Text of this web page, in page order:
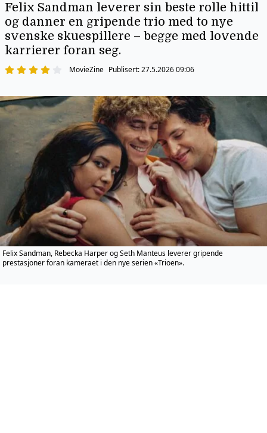
Felix Sandman leverer sin beste rolle hittil
og danner en gripende trio med to nye
svenske skuespillere – begge med lovende
karrierer foran seg.
MovieZine Publisert:27.5.2026 09:06
Felix Sandman, Rebecka Harper og Seth Manteus leverer gripende
prestasjoner foran kameraet i den nye serien «Trioen».